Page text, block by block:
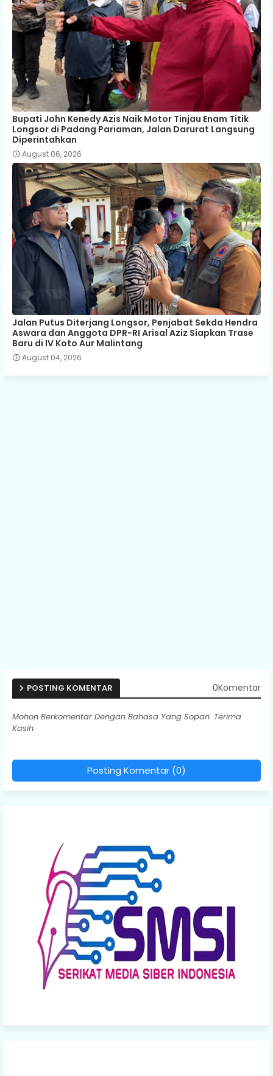
Bupati John Kenedy Azis Naik Motor Tinjau Enam Titik
Longsor di Padang Pariaman, Jalan Darurat Langsung
Diperintahkan
August 06, 2026
Jalan Putus Diterjang Longsor, Penjabat Sekda Hendra
Aswara dan Anggota DPR-RI Arisal Aziz Siapkan Trase
Baru di IV Koto Aur Malintang
August 04, 2026
POSTING KOMENTAR 0Komentar
Mohon Berkomentar Dengan Bahasa Yang Sopan. Terima
Kasih
Posting Komentar (0)